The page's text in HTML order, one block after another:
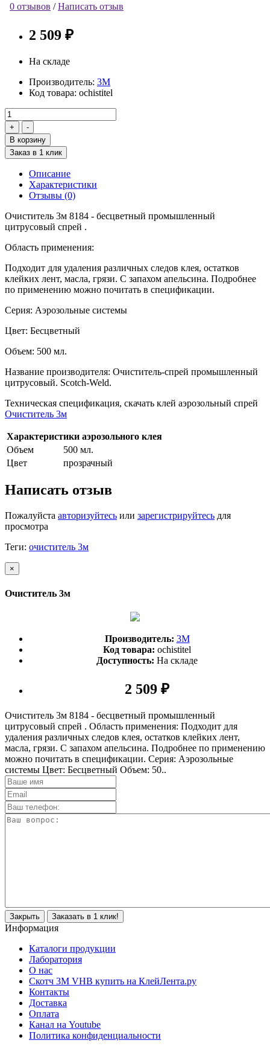
0 отзывов /Написать отзыв
2 509 ₽
На складе
Производитель: 3М
Код товара: ochistitel
В корзину
Заказ в 1 клик
Описание
Характеристики
Отзывы (0)
Очиститель 3м 8184 - бесцветный промышленный
цитрусовый спрей .
Область применения:
Подходит для удаления различных следов клея, остатков
клейких лент, масла, грязи. С запахом апельсина. Подробнее
по применению можно почитать в спецификации.
Серия: Аэрозольные системы
Цвет: Бесцветный
Объем: 500 мл.
Название производителя: Очиститель-спрей промышленный
цитрусовый. Scotch-Weld.
Техническая спецификация, скачать клей аэрозольный спрей
Очиститель 3м
Характеристики аэрозольного клея
Объем
500 мл.
Цвет
прозрачный
Написать отзыв
Пожалуйста авторизуйтесь или зарегистрируйтесь для
просмотра
Теги: очиститель 3м
×
Очиститель 3м
Производитель: 3М
Код товара: ochistitel
Доступность: На складе
2 509 ₽
Очиститель 3м 8184 - бесцветный промышленный
цитрусовый спрей . Область применения: Подходит для
удаления различных следов клея, остатков клейких лент,
масла, грязи. С запахом апельсина. Подробнее по применению
можно почитать в спецификации. Серия: Аэрозольные
системы Цвет: Бесцветный Объем: 50..
Закрыть Заказать в 1 клик!
Информация
Каталоги продукции
Лаборатория
О нас
Скотч 3M VHB купить на КлейЛента.ру
Контакты
Доставка
Оплата
Канал на Youtube
Политика конфиденциальности